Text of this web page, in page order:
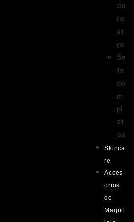
de
ro
st
ro
Se
ts
co
m
pl
et
os
Skinca
re
Acces
orios
de
Maquil